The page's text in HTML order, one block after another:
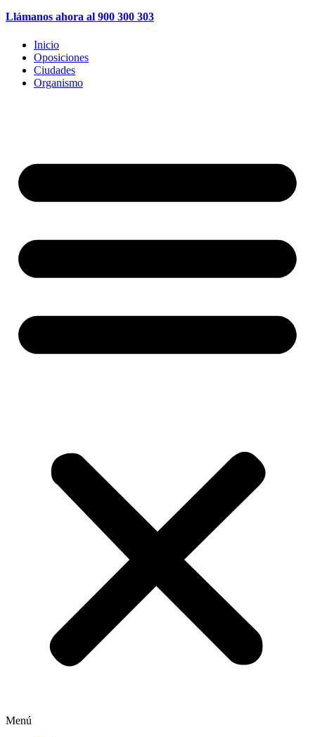
Llámanos ahora al 900 300 303
Inicio
Oposiciones
Ciudades
Organismo
Menú